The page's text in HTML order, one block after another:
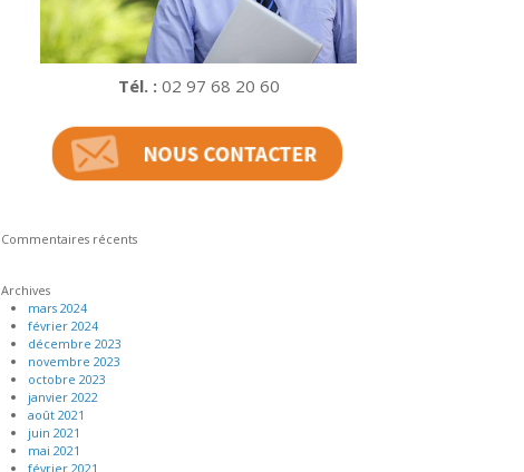
Tél. :02 97 68 20 60
Commentaires récents
Archives
mars 2024
février 2024
décembre 2023
novembre 2023
octobre 2023
janvier 2022
août 2021
juin 2021
mai 2021
février 2021